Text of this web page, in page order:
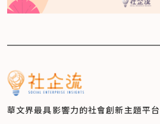
華文界最具影響力的社會創新主題平台